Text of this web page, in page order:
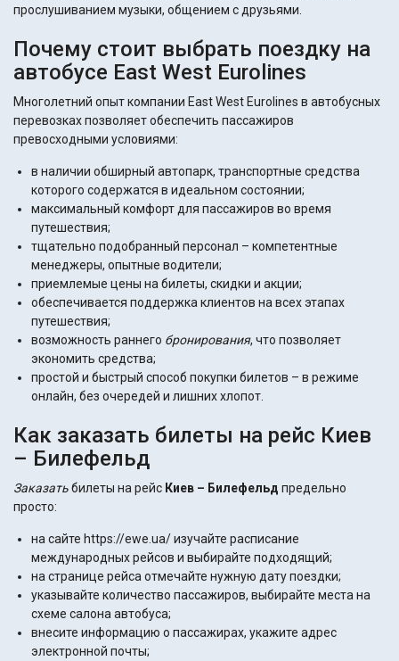
прослушиванием музыки, общением с друзьями.
Почему стоит выбрать поездку на
автобусе East West Eurolines
Многолетний опыт компании East West Eurolines в автобусных
перевозках позволяет обеспечить пассажиров
превосходными условиями:
в наличии обширный автопарк, транспортные средства
которого содержатся в идеальном состоянии;
максимальный комфорт для пассажиров во время
путешествия;
тщательно подобранный персонал – компетентные
менеджеры, опытные водители;
приемлемые цены на билеты, скидки и акции;
обеспечивается поддержка клиентов на всех этапах
путешествия;
возможность раннего бронирования, что позволяет
экономить средства;
простой и быстрый способ покупки билетов – в режиме
онлайн, без очередей и лишних хлопот.
Как заказать билеты на рейс Киев
– Билефельд
Заказатьбилеты на рейс Киев – Билефельд предельно
просто:
на сайте https://ewe.ua/ изучайте расписание
международных рейсов и выбирайте подходящий;
на странице рейса отмечайте нужную дату поездки;
указывайте количество пассажиров, выбирайте места на
схеме салона автобуса;
внесите информацию о пассажирах, укажите адрес
электронной почты;